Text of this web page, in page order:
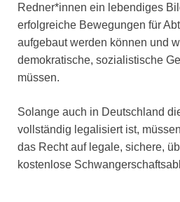
Redner*innen ein lebendiges
erfolgreiche Bewegungen für
aufgebaut werden können und
demokratische, sozialistische
müssen.
Solange auch in Deutschland
vollständig legalisiert ist,
das Recht auf legale, sichere,
kostenlose